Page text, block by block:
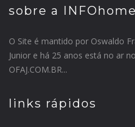
sobre a INFOhome
O Site é mantido por Oswaldo
Junior e há 25 anos está no ar
OFAJ.COM.BR...
links rápidos